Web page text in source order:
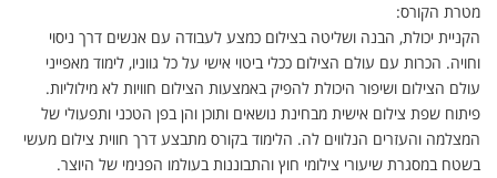
מטרת הקורס:
הקניית יכולת, הבנה ושליטה בצילום כמצע לעבודה עם אנשים דרך ניסוי
וחויה. הכרות עם עולם הצילום ככלי ביטוי אישי על כל גווניו, לימוד מאפייני
עולם הצילום ושיפור היכולת להפיק באמצעות הצילום חוויות לא מילוליות.
פיתוח שפת צילום אישית מבחינת נושאים ותוכן והן בפן הטכני ותפעולי של
המצלמה והעזרים הנלווים לה. הלימוד בקורס מתבצע דרך חווית צילום מעשי
בשטח במסגרת שיעורי צילומי חוץ והתבוננות בעולמו הפנימי של היוצר.